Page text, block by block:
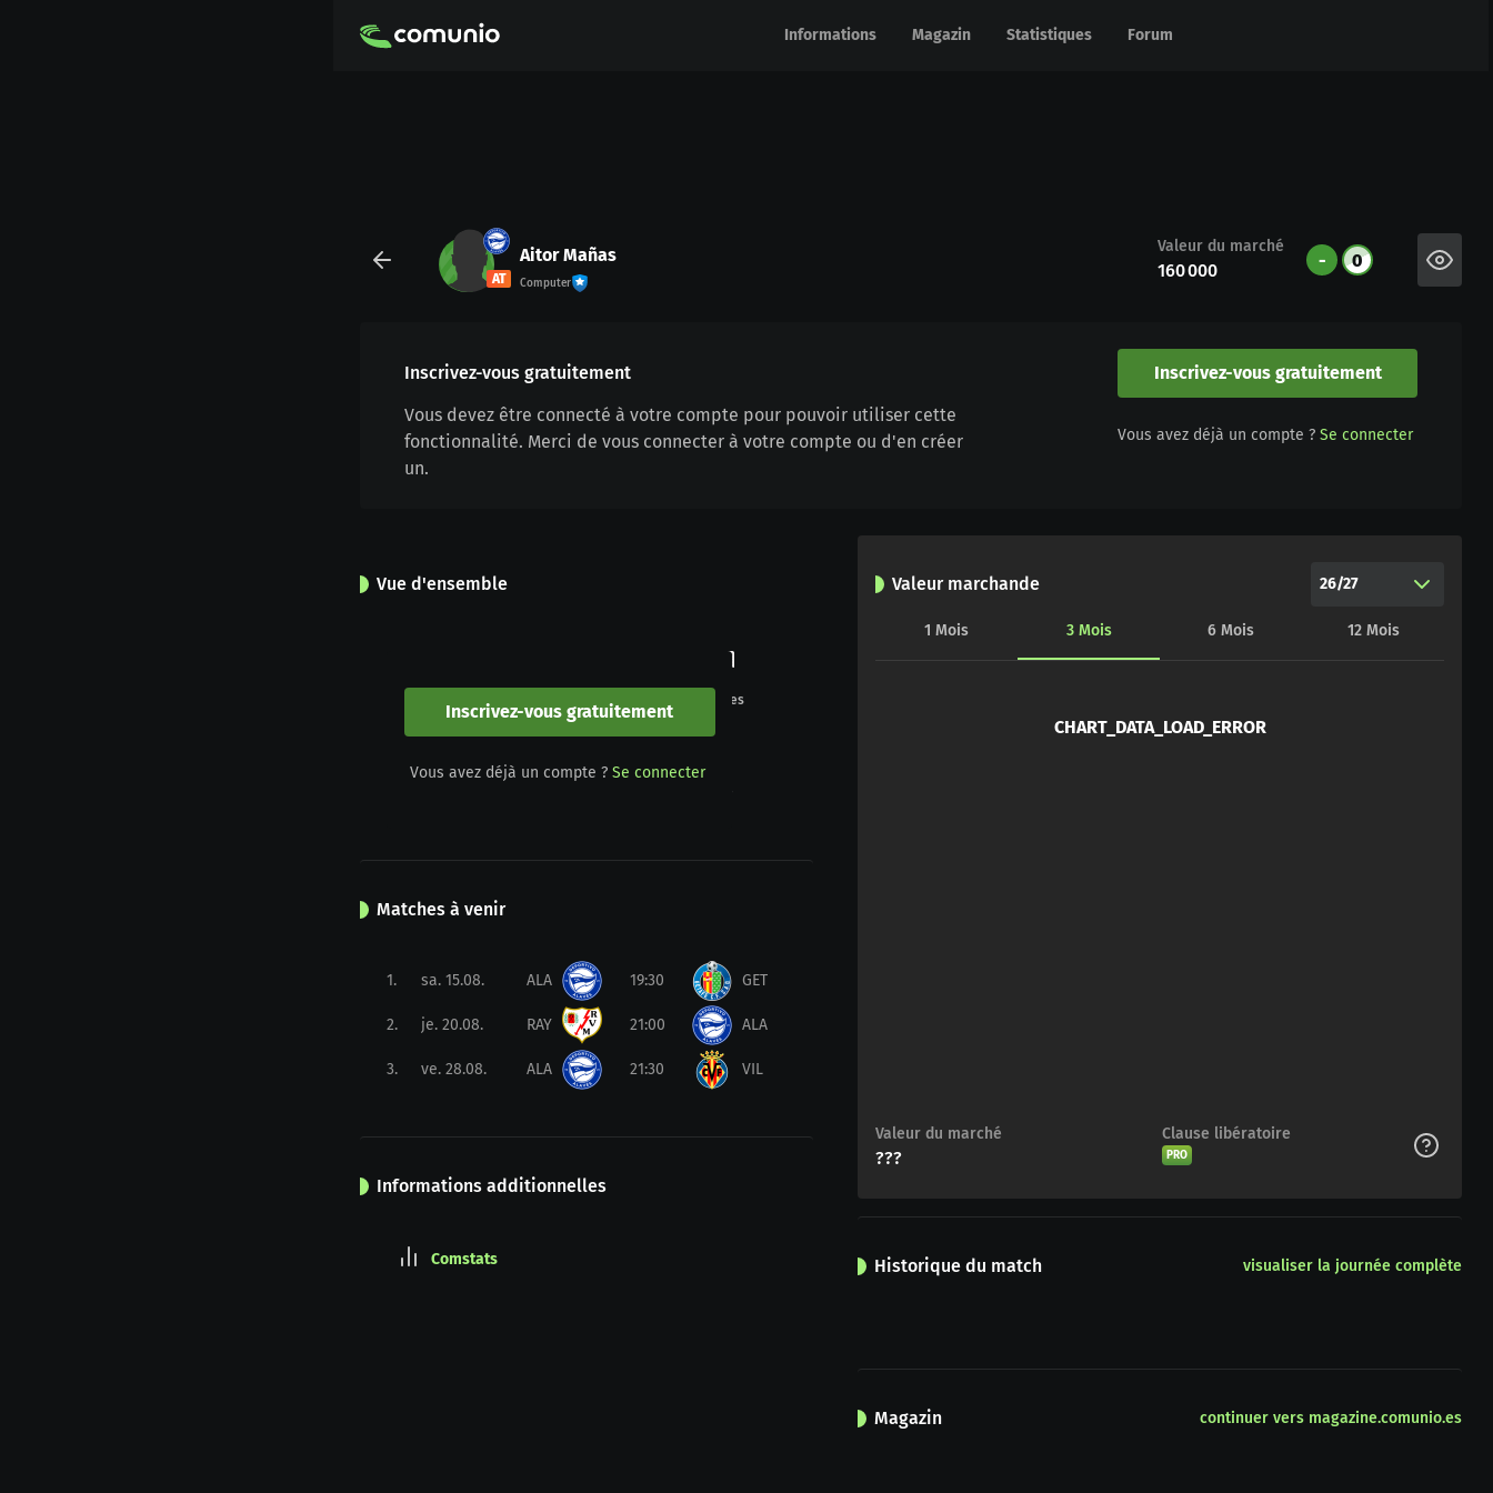
Informations Magazin Statistiques Forum
Informations Magazin Statistiques Forum
AT
Aitor Mañas
Computer
Valeur du marché
160 000 - 0
Inscrivez-vous gratuitement
Vous devez être connecté à votre compte pour pouvoir utiliser cette
fonctionnalité. Merci de vous connecter à votre compte ou d'en créer
un.
Inscrivez-vous gratuitement
Vous avez déjà un compte ? Se connecter
Vue d'ensemble
Apparitions Penalties
Matches à venir
1. sa. 15.08. ALA 19:30 GET
2. je. 20.08. RAY 21:00 ALA
3. ve. 28.08. ALA 21:30 VIL
Informations additionnelles
Comstats
Valeur marchande 26/27
1 Mois 3 Mois 6 Mois 12 Mois
CHART_DATA_LOAD_ERROR
Valeur du marché
???
Clause libératoire
PRO
Historique du match visualiser la journée complète
Inscrivez-vous gratuitement
Vous avez déjà un compte ? Se connecter
Magazin continuer vers magazine.comunio.es